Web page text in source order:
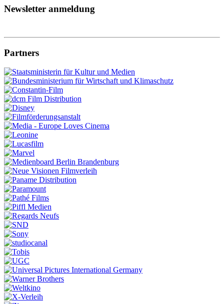
Newsletter anmeldung
Partners